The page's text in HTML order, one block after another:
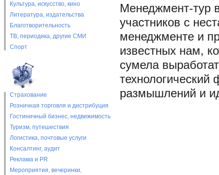
Культура, искусство, кино
Литература, издательства
Благотворительность
ТВ, периодика, другие СМИ
Спорт
Страхование
Розничная торговля и дистрибуция
Гостиничный бизнес, недвижимость
Туризм, путешествия
Логистика, почтовые услуги
Консалтинг, аудит
Реклама и PR
Мероприятия, вечеринки,
Менеджмент-тур
участников с
менеджменте и
известных нам,
сумела
технологический
размышлений и